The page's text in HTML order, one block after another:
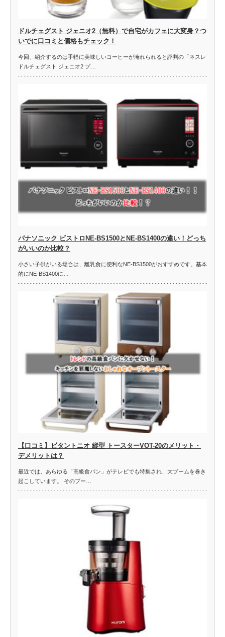
ドルチェグスト ジェニオ2（無料）で自宅がカフェに大変身？つ
いでに口コミと価格もチェック！
今回、紹介するのは手軽に美味しいコーヒーが淹れられると評判の「ネスレ
ドルチェグスト ジェニオ2 プ…
パナソニック ビストロNE-BS1500とNE-BS1400の違い！どっち
がいいのか比較？
小さい子供がいる場合は、離乳食に便利なNE-BS1500がおすすめです。基本
的にNE-BS1400に…
【口コミ】ビタントニオ 縦型 トースターVOT-20のメリット・
デメリットは？
最近では、あらゆる「高級食パン」がテレビでも特集され、大ブームを巻き
起こしています。 そのブー…